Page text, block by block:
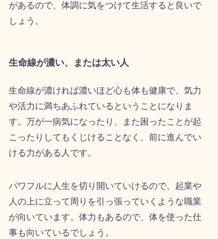
があるので、体調に気をつけて生活すると良いで
しょう。
生命線が濃い、または太い人
生命線が濃ければ濃いほど心も体も健康で、気力
や活力に満ちあふれているということになりま
す。万が一病気になったり、また困ったことが起
こったりしてもくじけることなく、前に進んでい
ける力がある人です。
パワフルに人生を切り開いていけるので、起業や
人の上に立って周りを引っ張っていくような職業
が向いています。体力もあるので、体を使った仕
事も向いているでしょう。